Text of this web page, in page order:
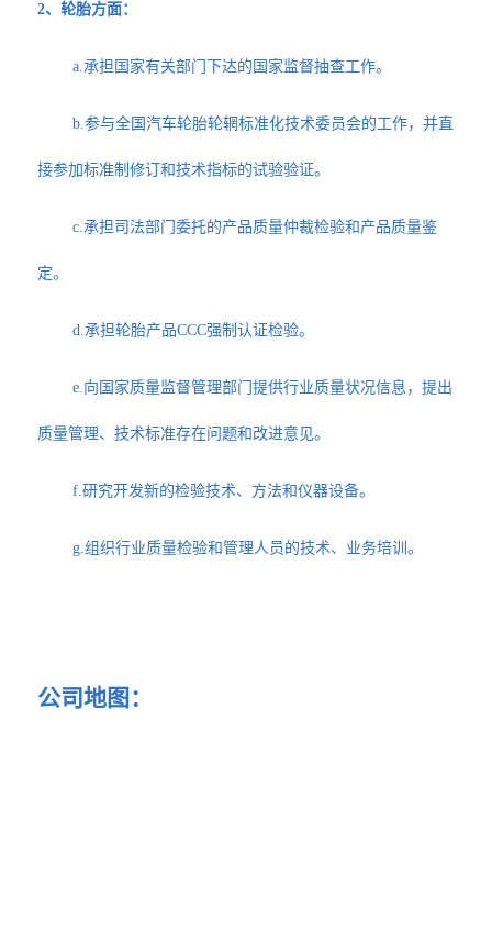
2、轮胎方面：
a.承担国家有关部门下达的国家监督抽查工作。
b.参与全国汽车轮胎轮辋标准化技术委员会的工作，并直
接参加标准制修订和技术指标的试验验证。
c.承担司法部门委托的产品质量仲裁检验和产品质量鉴
定。
d.承担轮胎产品CCC强制认证检验。
e.向国家质量监督管理部门提供行业质量状况信息，提出
质量管理、技术标准存在问题和改进意见。
f.研究开发新的检验技术、方法和仪器设备。
g.组织行业质量检验和管理人员的技术、业务培训。
公司地图：